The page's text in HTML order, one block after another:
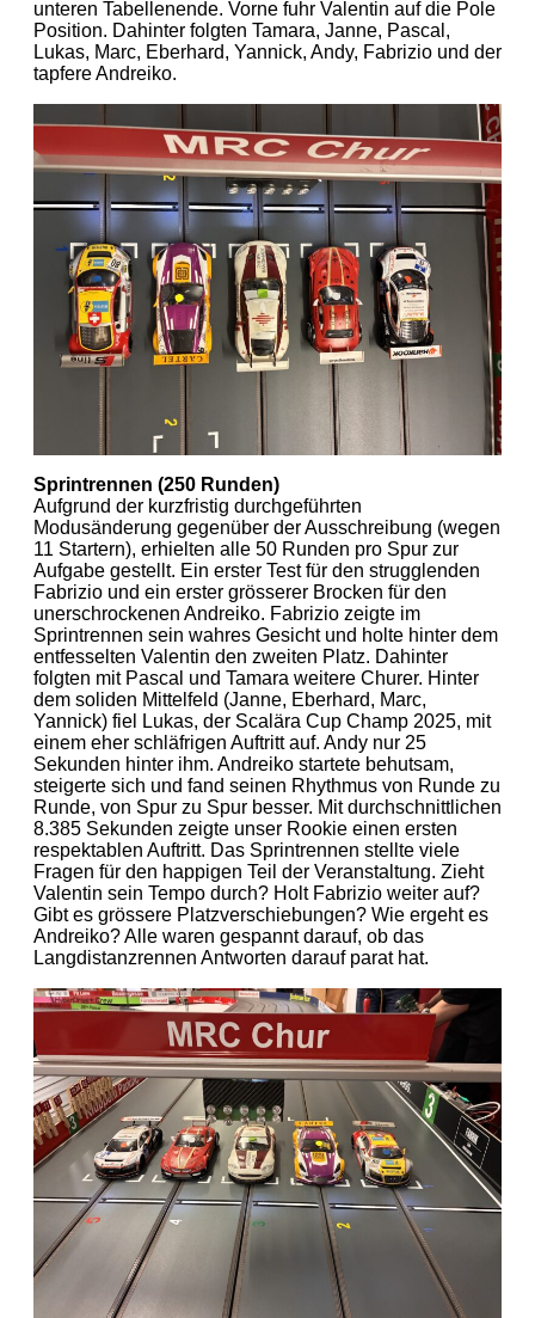
unteren Tabellenende. Vorne fuhr Valentin auf die Pole
Position. Dahinter folgten Tamara, Janne, Pascal,
Lukas, Marc, Eberhard, Yannick, Andy, Fabrizio und der
tapfere Andreiko.
Sprintrennen (250 Runden)
Aufgrund der kurzfristig durchgeführten
Modusänderung gegenüber der Ausschreibung (wegen
11 Startern), erhielten alle 50 Runden pro Spur zur
Aufgabe gestellt. Ein erster Test für den strugglenden
Fabrizio und ein erster grösserer Brocken für den
unerschrockenen Andreiko. Fabrizio zeigte im
Sprintrennen sein wahres Gesicht und holte hinter dem
entfesselten Valentin den zweiten Platz. Dahinter
folgten mit Pascal und Tamara weitere Churer. Hinter
dem soliden Mittelfeld (Janne, Eberhard, Marc,
Yannick) fiel Lukas, der Scalära Cup Champ 2025, mit
einem eher schläfrigen Auftritt auf. Andy nur 25
Sekunden hinter ihm. Andreiko startete behutsam,
steigerte sich und fand seinen Rhythmus von Runde zu
Runde, von Spur zu Spur besser. Mit durchschnittlichen
8.385 Sekunden zeigte unser Rookie einen ersten
respektablen Auftritt. Das Sprintrennen stellte viele
Fragen für den happigen Teil der Veranstaltung. Zieht
Valentin sein Tempo durch? Holt Fabrizio weiter auf?
Gibt es grössere Platzverschiebungen? Wie ergeht es
Andreiko? Alle waren gespannt darauf, ob das
Langdistanzrennen Antworten darauf parat hat.